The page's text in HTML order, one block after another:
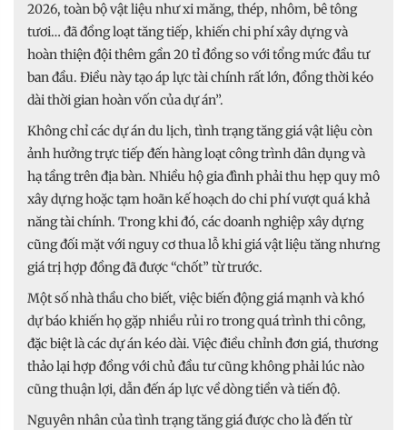
2026, toàn bộ vật liệu như xi măng, thép, nhôm, bê tông
tươi… đã đồng loạt tăng tiếp, khiến chi phí xây dựng và
hoàn thiện đội thêm gần 20 tỉ đồng so với tổng mức đầu tư
ban đầu. Điều này tạo áp lực tài chính rất lớn, đồng thời kéo
dài thời gian hoàn vốn của dự án”.
Không chỉ các dự án du lịch, tình trạng tăng giá vật liệu còn
ảnh hưởng trực tiếp đến hàng loạt công trình dân dụng và
hạ tầng trên địa bàn. Nhiều hộ gia đình phải thu hẹp quy mô
xây dựng hoặc tạm hoãn kế hoạch do chi phí vượt quá khả
năng tài chính. Trong khi đó, các doanh nghiệp xây dựng
cũng đối mặt với nguy cơ thua lỗ khi giá vật liệu tăng nhưng
giá trị hợp đồng đã được “chốt” từ trước.
Một số nhà thầu cho biết, việc biến động giá mạnh và khó
dự báo khiến họ gặp nhiều rủi ro trong quá trình thi công,
đặc biệt là các dự án kéo dài. Việc điều chỉnh đơn giá, thương
thảo lại hợp đồng với chủ đầu tư cũng không phải lúc nào
cũng thuận lợi, dẫn đến áp lực về dòng tiền và tiến độ.
Nguyên nhân của tình trạng tăng giá được cho là đến từ